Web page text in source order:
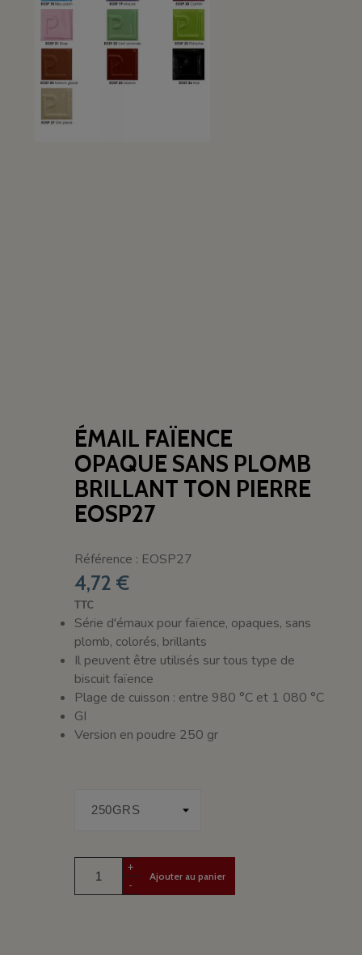
ÉMAIL FAÏENCE
OPAQUE SANS PLOMB
BRILLANT TON PIERRE
EOSP27
Référence : EOSP27
4,72 €
TTC
Série d'émaux pour faïence, opaques, sans
plomb, colorés, brillants
Il peuvent être utilisés sur tous type de
biscuit faïence
Plage de cuisson : entre 980 °C et 1 080 °C
GI
Version en poudre 250 gr
+
-
Ajouter au panier